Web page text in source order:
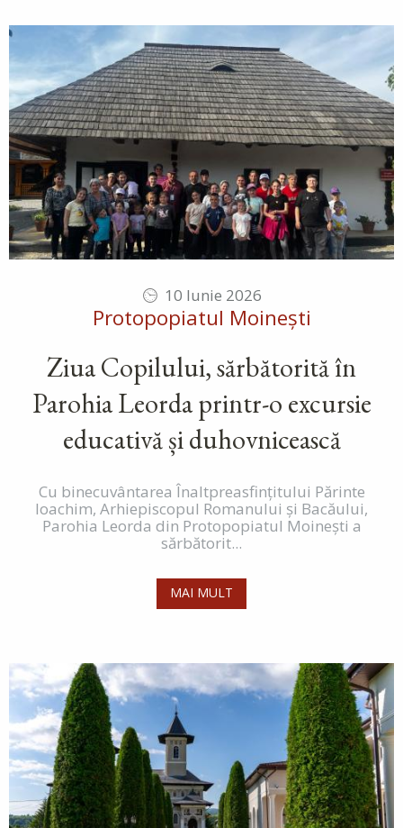
10 Iunie 2026
Protopopiatul Moinești
Ziua Copilului, sărbătorită în
Parohia Leorda printr-o excursie
educativă și duhovnicească
Cu binecuvântarea Înaltpreasfințitului Părinte
Ioachim, Arhiepiscopul Romanului și Bacăului,
Parohia Leorda din Protopopiatul Moinești a
sărbătorit...
MAI MULT